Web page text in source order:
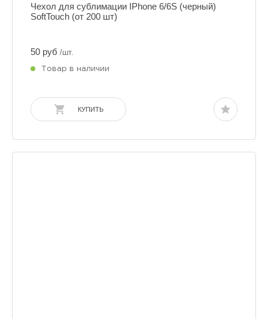
Чехол для сублимации IPhone 6/6S (черный)
SoftTouch (от 200 шт)
50 руб /шт.
Товар в наличии
КУПИТЬ